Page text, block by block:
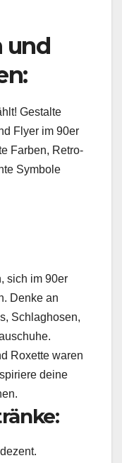
und
Gestalte
Flyer im 90er
Farben, Retro-
Symbole
sich im 90er
Denke an
Schlaghosen,
Roxette waren
deine